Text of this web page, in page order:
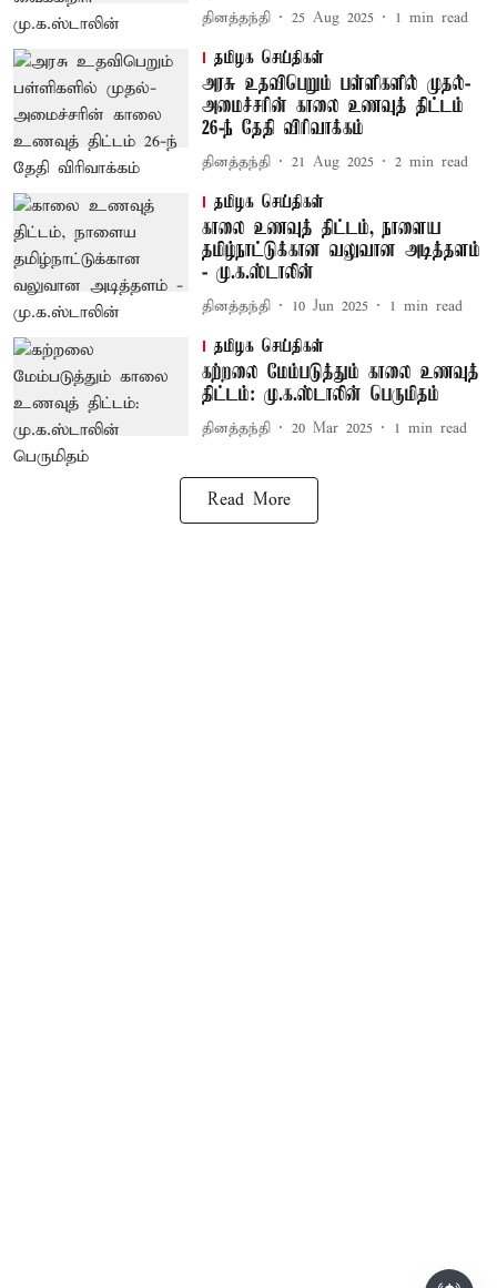
தினத்தந்தி 25 Aug 2025 1 min read
தமிழக செய்திகள்
அரசு உதவிபெறும் பள்ளிகளில் முதல்-
அமைச்சரின் காலை உணவுத் திட்டம்
26-ந் தேதி விரிவாக்கம்
தினத்தந்தி 21 Aug 2025 2 min read
தமிழக செய்திகள்
காலை உணவுத் திட்டம், நாளைய
தமிழ்நாட்டுக்கான வலுவான அடித்தளம்
- மு.க.ஸ்டாலின்
தினத்தந்தி 10 Jun 2025 1 min read
தமிழக செய்திகள்
கற்றலை மேம்படுத்தும் காலை உணவுத்
திட்டம்: மு.க.ஸ்டாலின் பெருமிதம்
தினத்தந்தி 20 Mar 2025 1 min read
Read More